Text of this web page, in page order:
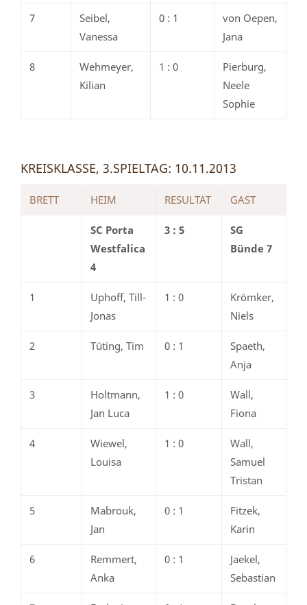
7
Seibel,
Vanessa
0 : 1
von Oepen,
Jana
8
Wehmeyer,
Kilian
1 : 0
Pierburg,
Neele
Sophie
KREISKLASSE, 3.SPIELTAG: 10.11.2013
BRETT HEIM RESULTAT GAST
SC Porta
Westfalica
4
3 : 5
SG
Bünde 7
1
Uphoff, Till-
Jonas
1 : 0
Krömker,
Niels
2 Tüting, Tim 0 : 1
Spaeth,
Anja
3
Holtmann,
Jan Luca
1 : 0
Wall,
Fiona
4
Wiewel,
Louisa
1 : 0
Wall,
Samuel
Tristan
5
Mabrouk,
Jan
0 : 1
Fitzek,
Karin
6
Remmert,
Anka
0 : 1
Jaekel,
Sebastian